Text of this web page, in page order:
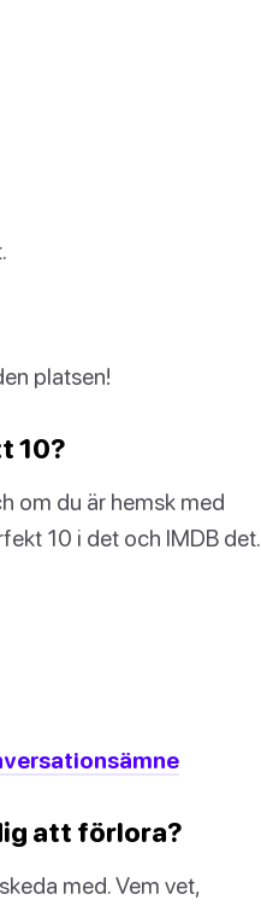
platsen!
10?
om du är hemsk med
10 i det och IMDB det.
att förlora?
med. Vem vet,